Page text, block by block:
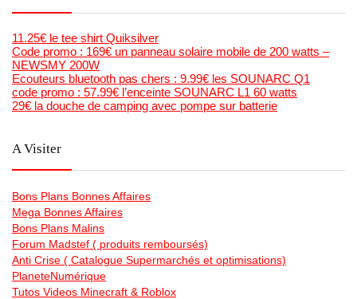
11.25€ le tee shirt Quiksilver
Code promo : 169€ un panneau solaire mobile de 200 watts –
NEWSMY 200W
Ecouteurs bluetooth pas chers : 9.99€ les SOUNARC Q1
code promo : 57.99€ l’enceinte SOUNARC L1 60 watts
29€ la douche de camping avec pompe sur batterie
A Visiter
Bons Plans Bonnes Affaires
Mega Bonnes Affaires
Bons Plans Malins
Forum Madstef ( produits remboursés)
Anti Crise ( Catalogue Supermarchés et optimisations)
PlaneteNumérique
Tutos Videos Minecraft & Roblox